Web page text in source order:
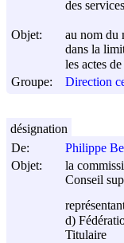
des
Objet:
au nom du
dans la
les actes
Groupe:
Direction
De:
Philippe
Objet:
la
Conseil
d)
Titulaire
désignation